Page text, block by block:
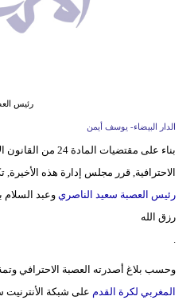
رئيس
الدار البيضاء- يوسف أيمن
بناء على مقتضيات
الاحترافية, قرر مجلس إدارة هذه
رئيس العصبة سعيد الناصري وعبد السلام
رزق الله
وحسب بلاغ أصدرته العصبة الاحترافي
المغربي لكرة القدم على شبكة